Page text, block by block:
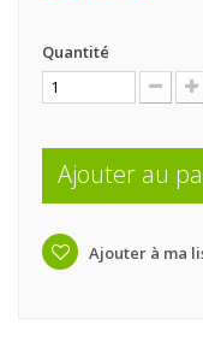
Quantité
Ajouter au
Ajouter à ma